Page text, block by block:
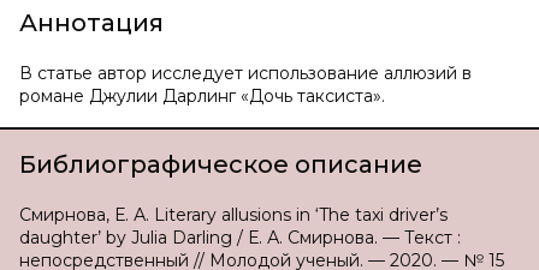
Аннотация
В статье автор исследует использование аллюзий в
романе Джулии Дарлинг «Дочь таксиста».
Библиографическое описание
Смирнова, Е. А. Literary allusions in ‘The taxi driver’s
daughter’ by Julia Darling / Е. А. Смирнова. — Текст :
непосредственный // Молодой ученый. — 2020. — № 15